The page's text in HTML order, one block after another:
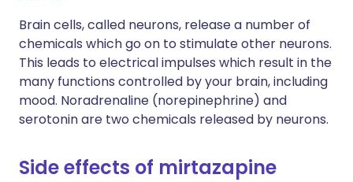
Brain cells, called neurons, release a number of
chemicals which go on to stimulate other neurons.
This leads to electrical impulses which result in the
many functions controlled by your brain, including
mood. Noradrenaline (norepinephrine) and
serotonin are two chemicals released by neurons.
Side effects of mirtazapine